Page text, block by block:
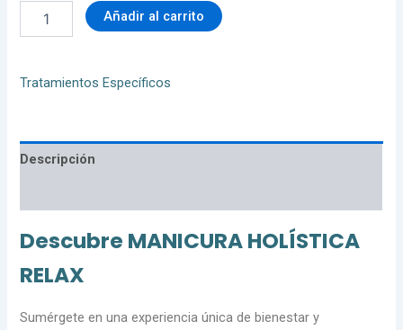
Añadir al carrito
Tratamientos Específicos
Descripción
Descubre MANICURA HOLÍSTICA
RELAX
Sumérgete en una experiencia única de bienestar y